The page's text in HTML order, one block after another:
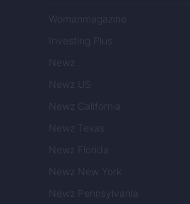
Womanmagazine
Investing Plus
Newz
Newz US
Newz California
Newz Texas
Newz Florida
Newz New York
Newz Pennsylvania